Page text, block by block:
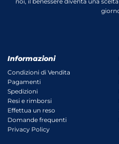
Informazioni
Condizioni di Vendita
Pagamenti
Spedizioni
Resi e rimborsi
Effettua un reso
Domande frequenti
Privacy Policy